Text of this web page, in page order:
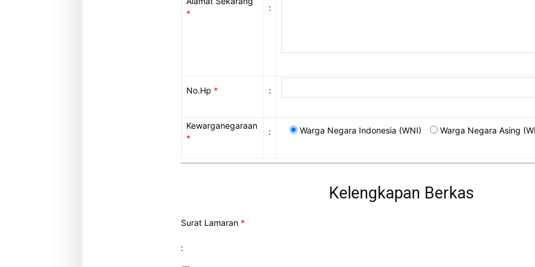
*
:
No.Hp * :
Kewarganegaraan
*
: Warga Negara Indonesia (WNI) Warga Negara Asing
Kelengkapan Berkas
Surat Lamaran *
: